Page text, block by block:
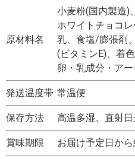
原材料名
小麦粉(国内製造)
ホワイトチョコ
乳、食塩/膨張剤
(ビタミンE)、着
卵・乳成分・ア
発送温度帯 常温便
保存方法 高温多湿、直射日
賞味期限 お届け予定日から